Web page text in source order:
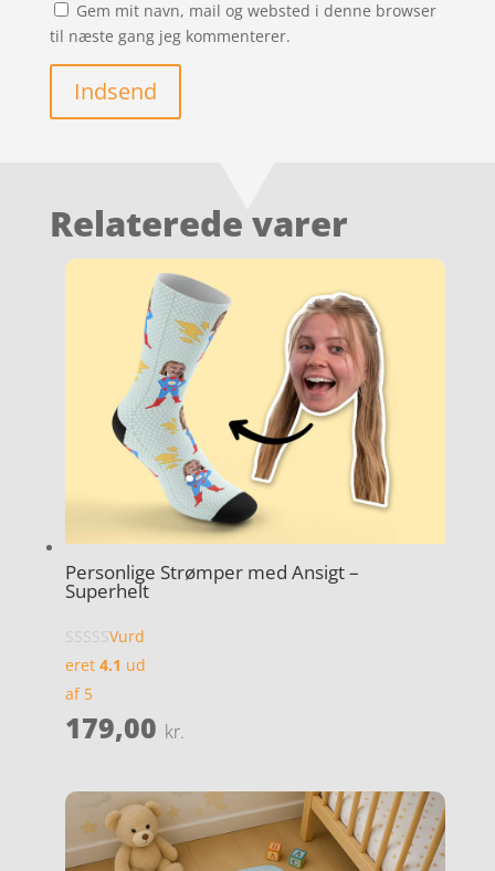
Gem mit navn, mail og websted i denne browser
til næste gang jeg kommenterer.
Indsend
Relaterede varer
Personlige Strømper med Ansigt –
Superhelt
Vurd
eret 4.1 ud
af 5
179,00 kr.